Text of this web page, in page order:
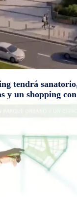
tendrá
y un shopping